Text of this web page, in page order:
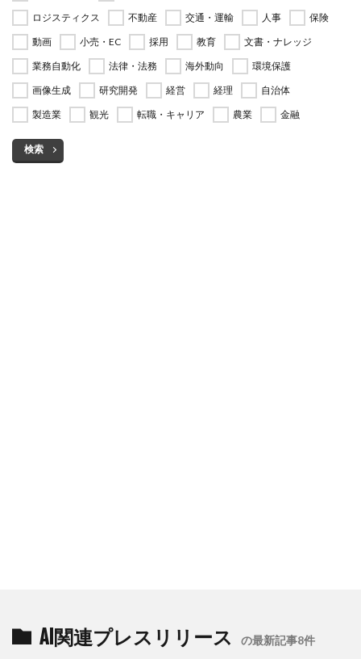
ロジスティクス 不動産 交通・運輸 人事
保険
動画
小売・EC 採用 教育
文書・ナレッジ
業務自動化
法律・法務 海外動向
環境保護
画像生成
研究開発 経営 経理
自治体
製造業
観光 転職・キャリア 農業 金融
検索
AI関連プレスリリース の最新記事8件